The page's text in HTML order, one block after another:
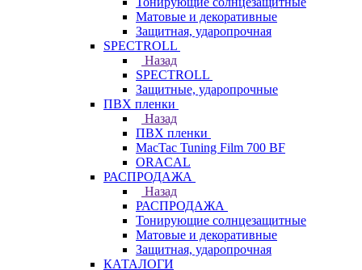
Матовые и декоративные
Защитная, ударопрочная
SPECTROLL
Назад
SPECTROLL
Защитные, ударопрочные
ПВХ пленки
Назад
ПВХ пленки
MacTac Tuning Film 700 BF
ORACAL
РАСПРОДАЖА
Назад
РАСПРОДАЖА
Тонирующие солнцезащитные
Матовые и декоративные
Защитная, ударопрочная
КАТАЛОГИ